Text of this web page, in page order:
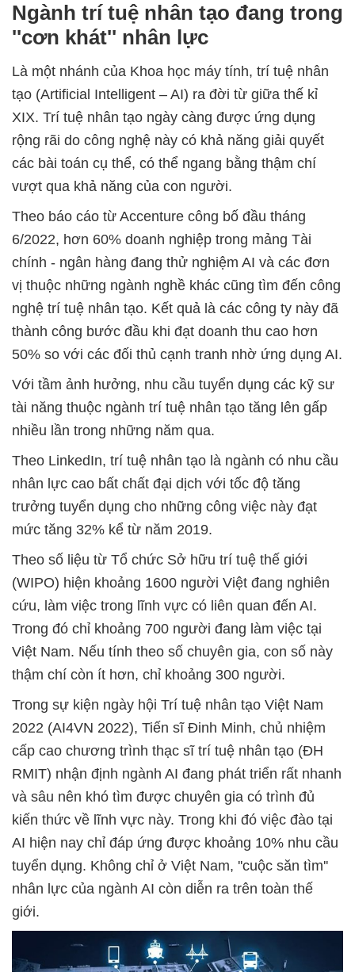
Ngành trí tuệ nhân tạo đang trong
''cơn khát'' nhân lực
Là một nhánh của Khoa học máy tính, trí tuệ nhân
tạo (Artificial Intelligent – AI) ra đời từ giữa thế kỉ
XIX. Trí tuệ nhân tạo ngày càng được ứng dụng
rộng rãi do công nghệ này có khả năng giải quyết
các bài toán cụ thể, có thể ngang bằng thậm chí
vượt qua khả năng của con người.
Theo báo cáo từ Accenture công bố đầu tháng
6/2022, hơn 60% doanh nghiệp trong mảng Tài
chính - ngân hàng đang thử nghiệm AI và các đơn
vị thuộc những ngành nghề khác cũng tìm đến công
nghệ trí tuệ nhân tạo. Kết quả là các công ty này đã
thành công bước đầu khi đạt doanh thu cao hơn
50% so với các đối thủ cạnh tranh nhờ ứng dụng AI.
Với tầm ảnh hưởng, nhu cầu tuyển dụng các kỹ sư
tài năng thuộc ngành trí tuệ nhân tạo tăng lên gấp
nhiều lần trong những năm qua.
Theo LinkedIn, trí tuệ nhân tạo là ngành có nhu cầu
nhân lực cao bất chất đại dịch với tốc độ tăng
trưởng tuyển dụng cho những công việc này đạt
mức tăng 32% kể từ năm 2019.
Theo số liệu từ Tổ chức Sở hữu trí tuệ thế giới
(WIPO) hiện khoảng 1600 người Việt đang nghiên
cứu, làm việc trong lĩnh vực có liên quan đến AI.
Trong đó chỉ khoảng 700 người đang làm việc tại
Việt Nam. Nếu tính theo số chuyên gia, con số này
thậm chí còn ít hơn, chỉ khoảng 300 người.
Trong sự kiện ngày hội Trí tuệ nhân tạo Việt Nam
2022 (AI4VN 2022), Tiến sĩ Đinh Minh, chủ nhiệm
cấp cao chương trình thạc sĩ trí tuệ nhân tạo (ĐH
RMIT) nhận định ngành AI đang phát triển rất nhanh
và sâu nên khó tìm được chuyên gia có trình đủ
kiến thức về lĩnh vực này. Trong khi đó việc đào tại
AI hiện nay chỉ đáp ứng được khoảng 10% nhu cầu
tuyển dụng. Không chỉ ở Việt Nam, ''cuộc săn tìm''
nhân lực của ngành AI còn diễn ra trên toàn thế
giới.